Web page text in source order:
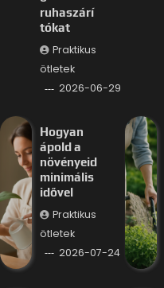
ruhaszárí
tókat
Praktikus
ötletek
2026-06-29
Hogyan
ápold a
növényeid
minimális
idővel
Praktikus
ötletek
2026-07-24